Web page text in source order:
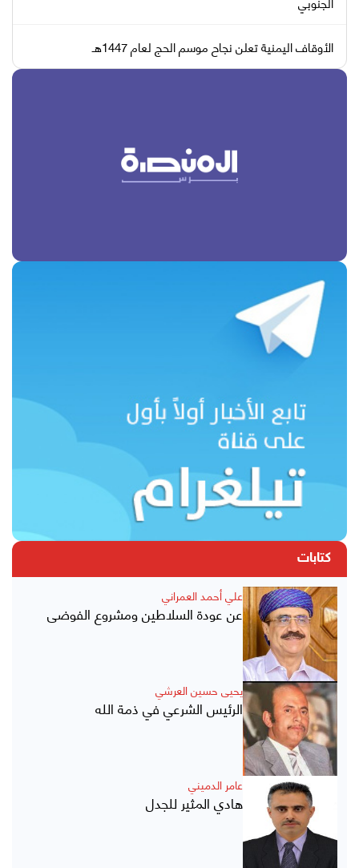
الأوقاف اليمنية تعلن نجاح موسم الحج لعام 1447هـ
كتابات
علي أحمد العمراني
عن عودة السلاطين ومشروع الفوضى
يحيى حسين العرشي
الرئيس الشرعي في ذمة الله
عامر الدميني
هادي المثير للجدل